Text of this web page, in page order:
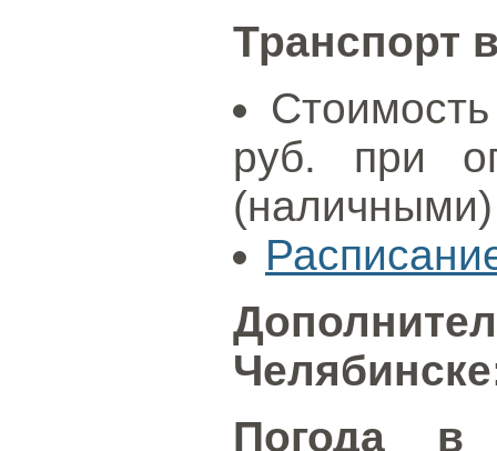
Транспорт
руб. при
(наличными)
Погода в